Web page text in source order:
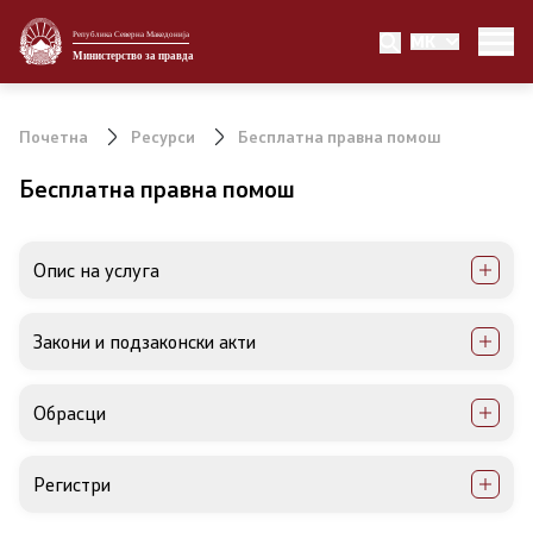
Република Северна Македонија
Министерство за правда
MK
Министерство
Државни советници
Портпарол
Шеф на кабинет
Почетна Ресурси Бесплатна правна помош
Бесплатна правна помош
Опис на услуга
Закони и подзаконски акти
Обрасци
Регистри